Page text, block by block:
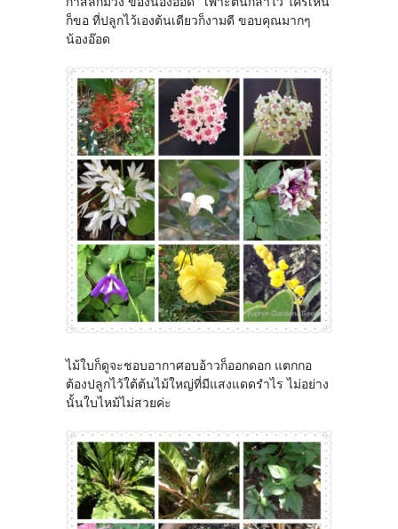
ก็ขอ ที่ปลูกไว้เองต้นเดียวก็งามดี ขอบคุณมากๆ
น้องอ๊อด
ไม้ใบก็ดูจะชอบอากาศอบอ้าวก็ออกดอก แตกกอ
ต้องปลูกไว้ใต้ต้นไม้ใหญ่ที่มีแสงแดดรำไร ไม่อย่าง
นั้นใบไหม้ไม่สวยค่ะ